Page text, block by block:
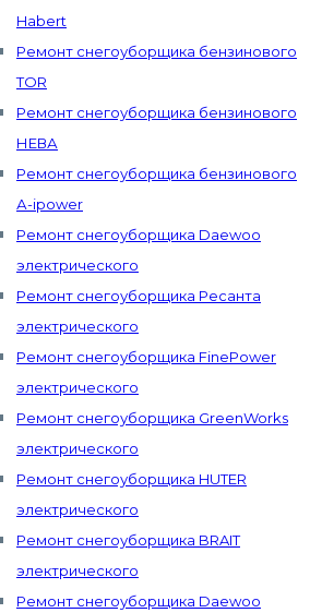
Habert
Ремонт снегоуборщика бензинового
TOR
Ремонт снегоуборщика бензинового
НЕВА
Ремонт снегоуборщика бензинового
А-ipower
Ремонт снегоуборщика Daewoo
электрического
Ремонт снегоуборщика Ресанта
электрического
Ремонт снегоуборщика FinePower
электрического
Ремонт снегоуборщика GreenWorks
электрического
Ремонт снегоуборщика HUTER
электрического
Ремонт снегоуборщика BRAIT
электрического
Ремонт снегоуборщика Daewoo